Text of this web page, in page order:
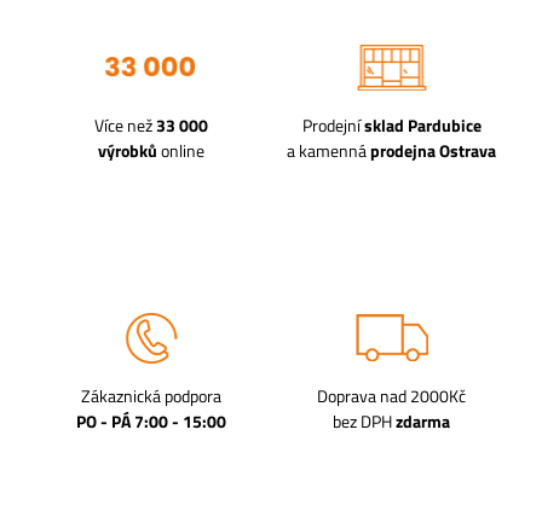
Více než33 000
výrobkůonline
Prodejnísklad Pardubice
a kamennáprodejna Ostrava
Zákaznická podpora
PO - PÁ 7:00 - 15:00
Doprava nad 2000Kč
bez DPHzdarma